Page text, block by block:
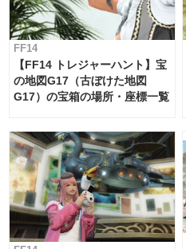
FF14
【FF14 トレジャーハント】宝
の地図G17（古ぼけた地図
G17）の宝箱の場所・座標一覧